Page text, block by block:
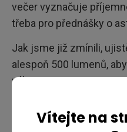
Vítejte na
večer vyznačuje
třeba pro přednášky o
Jak jsme již zmínili,
alespoň 500 lumenů,
výkon.
Vaření